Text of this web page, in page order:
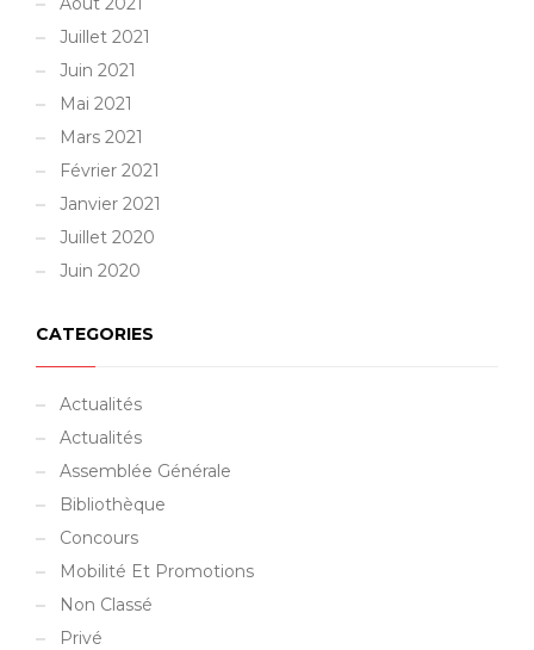
Juillet 2021
Juin 2021
Mai 2021
Mars 2021
Février 2021
Janvier 2021
Juillet 2020
Juin 2020
CATEGORIES
Actualités
Actualités
Assemblée Générale
Bibliothèque
Concours
Mobilité Et Promotions
Non Classé
Privé